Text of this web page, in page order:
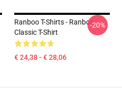
Ranboo T-Shirts - Ranboo
Classic T-Shirt
€ 24,38 - € 28,06
-20%